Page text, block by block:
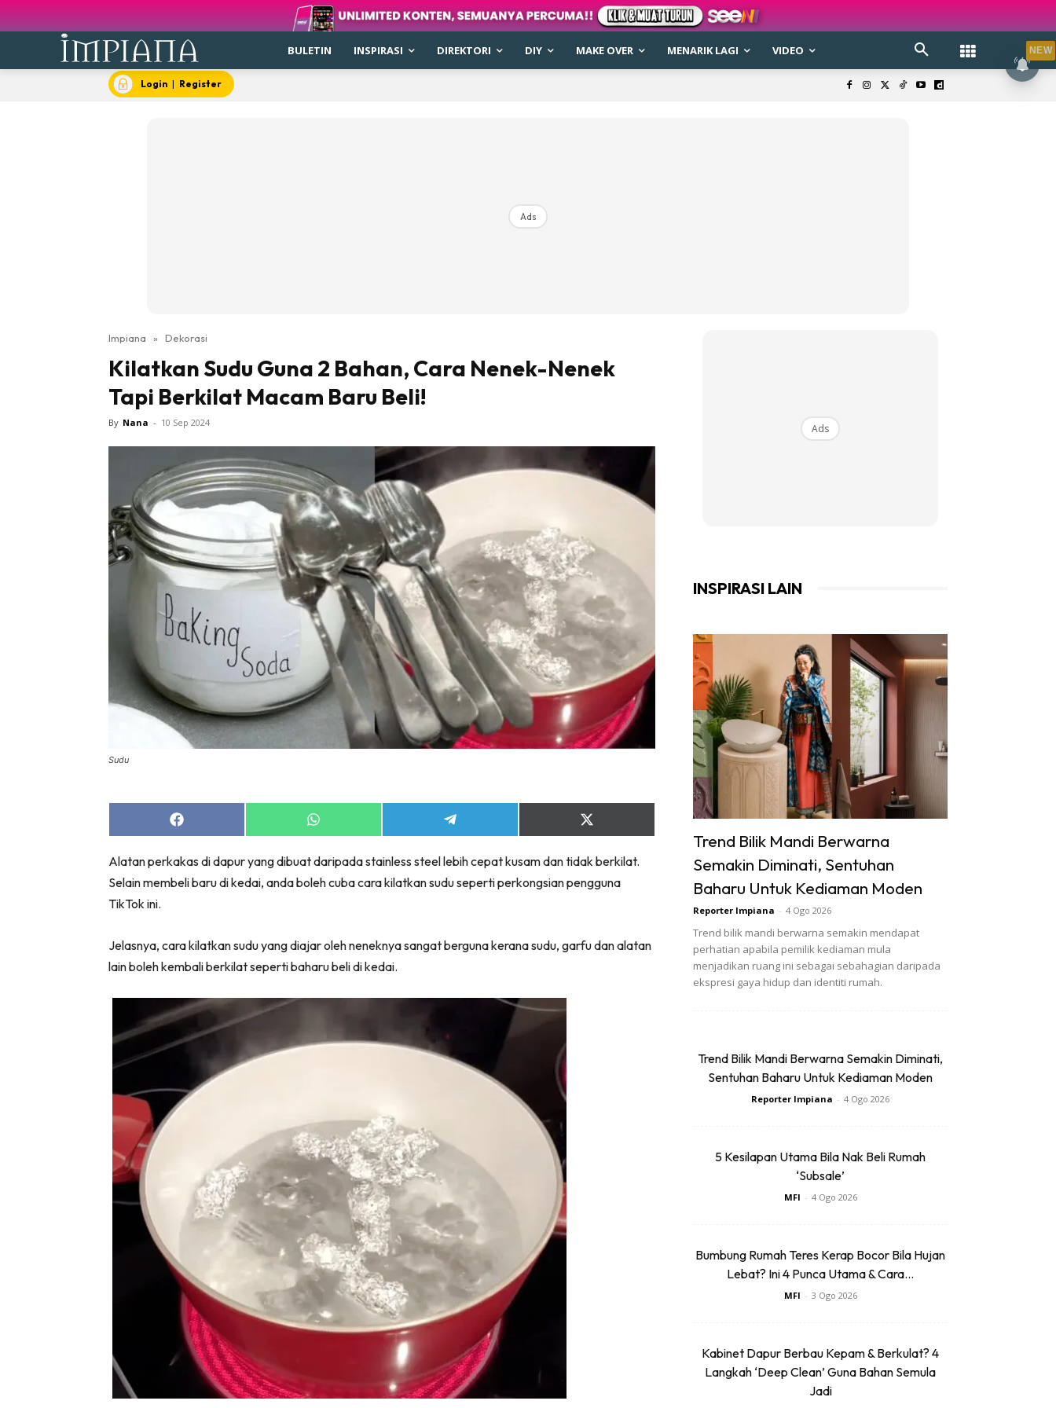
Buletin
Inspirasi
Bilik Air
Bilik Tidur
Ruang Makan
Ruang Tamu
Direktori
Interior Design
Landskap
DIY
Bilik Air
Bilik Tidur
Dapur
Bilik Air
Casa Impiana
Impiana Makeover
Landed
Video
Beli Di Mana
Buat Sendiri
Ilham Impiana
Ilham Impiana 360
Ilham Impiana Inspirasi Selebriti
Impiana TV
Casa Impiana
Impiana MakeOver
Lahar Dekor
Sembang Dekor
Sembang Laman
BULETIN INSPIRASI DIREKTORI DIY MAKE OVER MENARIK LAGI VIDEO
Login | Register
Ads
Impiana » Dekorasi
Kilatkan Sudu Guna 2 Bahan, Cara Nenek-Nenek
Tapi Berkilat Macam Baru Beli!
By Nana - 10 Sep 2024
Sudu
Share
on
Share
on
Share
on
Share
on
(Twitter)
Alatan perkakas di dapur yang dibuat daripada stainless steel lebih cepat kusam dan tidak berkilat.
Selain membeli baru di kedai, anda boleh cuba cara kilatkan sudu seperti perkongsian pengguna
TikTok ini.
Jelasnya, cara kilatkan sudu yang diajar oleh neneknya sangat berguna kerana sudu, garfu dan alatan
lain boleh kembali berkilat seperti baharu beli di kedai.
Ads
INSPIRASI LAIN
Trend Bilik Mandi Berwarna
Semakin Diminati, Sentuhan
Baharu Untuk Kediaman Moden
Reporter Impiana - 4 Ogo 2026
Trend bilik mandi berwarna semakin mendapat
perhatian apabila pemilik kediaman mula
menjadikan ruang ini sebagai sebahagian daripada
ekspresi gaya hidup dan identiti rumah.
Trend Bilik Mandi Berwarna Semakin Diminati,
Sentuhan Baharu Untuk Kediaman Moden
Reporter Impiana - 4 Ogo 2026
5 Kesilapan Utama Bila Nak Beli Rumah
‘Subsale’
MFI - 4 Ogo 2026
Bumbung Rumah Teres Kerap Bocor Bila Hujan
Lebat? Ini 4 Punca Utama & Cara...
MFI - 3 Ogo 2026
Kabinet Dapur Berbau Kepam & Berkulat? 4
Langkah ‘Deep Clean’ Guna Bahan Semula
Jadi
NEW